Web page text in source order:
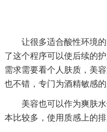
让很多适合酸性环境
了这个程序可以使后续的
需求需要看个人肤质，美
也不错，专门为酒精敏感的
美容也可以作为爽肤
本比较多，使用质感上的